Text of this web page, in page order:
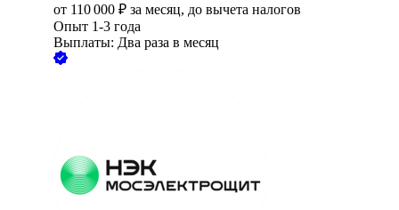
от 110 000 ₽ за месяц, до вычета налогов
Опыт 1-3 года
Выплаты: Два раза в месяц